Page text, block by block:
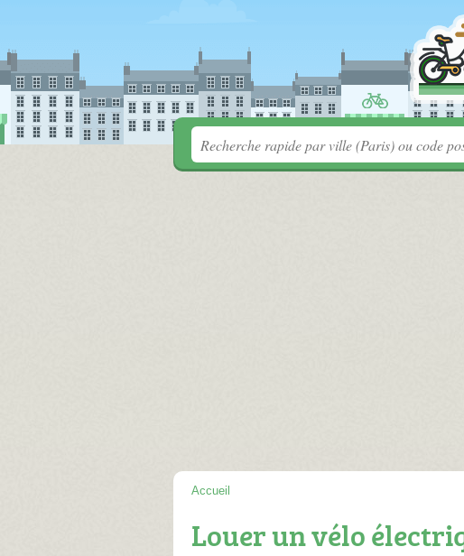
Accueil
Louer un vélo